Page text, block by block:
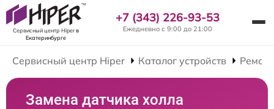
Сервисный центр Hiperв
Екатеринбурге
+7 (343) 226-93-53
Ежедневно с 9:00 до 21:00
Сервисный центр Hiper Каталог устройств
Замена датчика холла